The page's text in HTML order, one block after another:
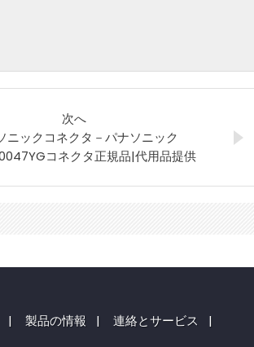
次へ
ニックコネクタ－パナソニック
コネクタ正規品|代用品提供
| 製品の情報 | 連絡とサービス |